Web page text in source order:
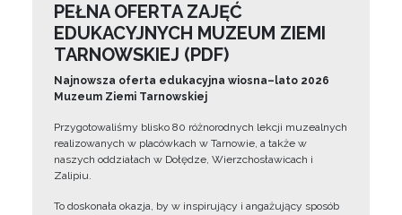
PEŁNA OFERTA ZAJĘĆ
EDUKACYJNYCH MUZEUM ZIEMI
TARNOWSKIEJ (PDF)
Najnowsza oferta edukacyjna wiosna–lato 2026
Muzeum Ziemi Tarnowskiej
Przygotowaliśmy blisko 80 różnorodnych lekcji muzealnych
realizowanych w placówkach w Tarnowie, a także w
naszych oddziałach w Dołędze, Wierzchosławicach i
Zalipiu.
To doskonała okazja, by w inspirujący i angażujący sposób